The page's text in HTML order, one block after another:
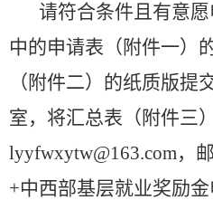
请符合条件且有意
中的申请表（附件一）
（附件二）的纸质版提
室，将汇总表（附件三
lyyfwxytw@163.com，
+中西部基层就业奖励